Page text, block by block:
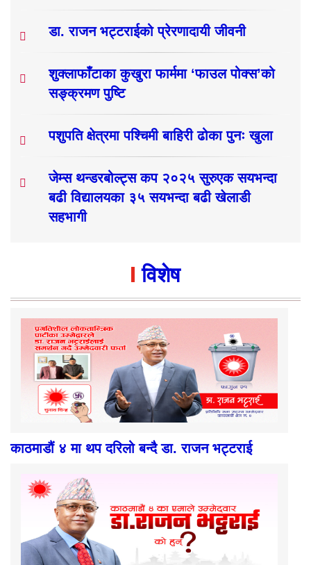
डा. राजन भट्टराईको प्रेरणादायी जीवनी
शुक्लाफाँटाका कुखुरा फार्ममा ‘फाउल पोक्स’को
सङ्क्रमण पुष्टि
पशुपति क्षेत्रमा पश्चिमी बाहिरी ढोका पुनः खुला
जेम्स थन्डरबोल्ट्स कप २०२५ सुरुएक सयभन्दा
बढी विद्यालयका ३५ सयभन्दा बढी खेलाडी
सहभागी
विशेष
काठमाडौं ४ मा थप दरिलो बन्दै डा. राजन भट्टराई